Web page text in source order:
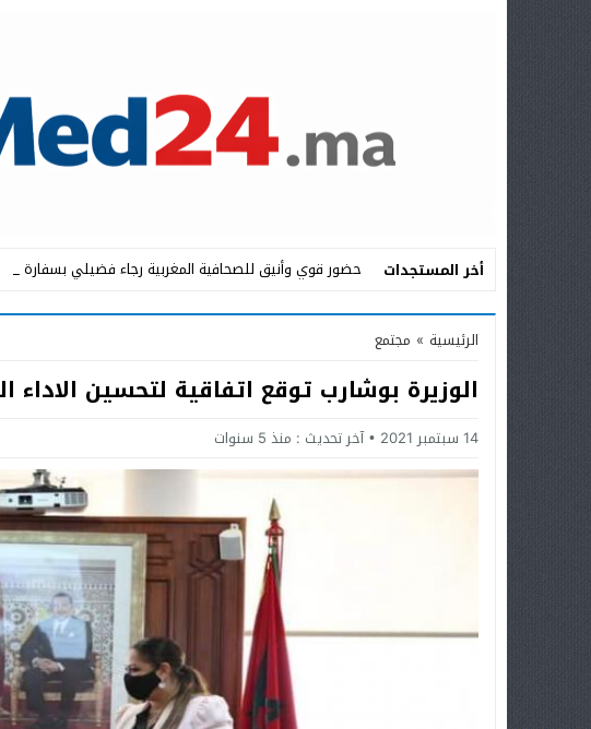
أخر المستجدات
حضور قوي وأنيق للصحافية المغربية رجاء فضيلي بسفارة
Stop
Next
الرئيسية » مجتمع
الوزيرة بوشارب توقع اتفاقية لتحسين الاداء
14 سبتمبر 2021 آخر تحديث : منذ 5 سنوات